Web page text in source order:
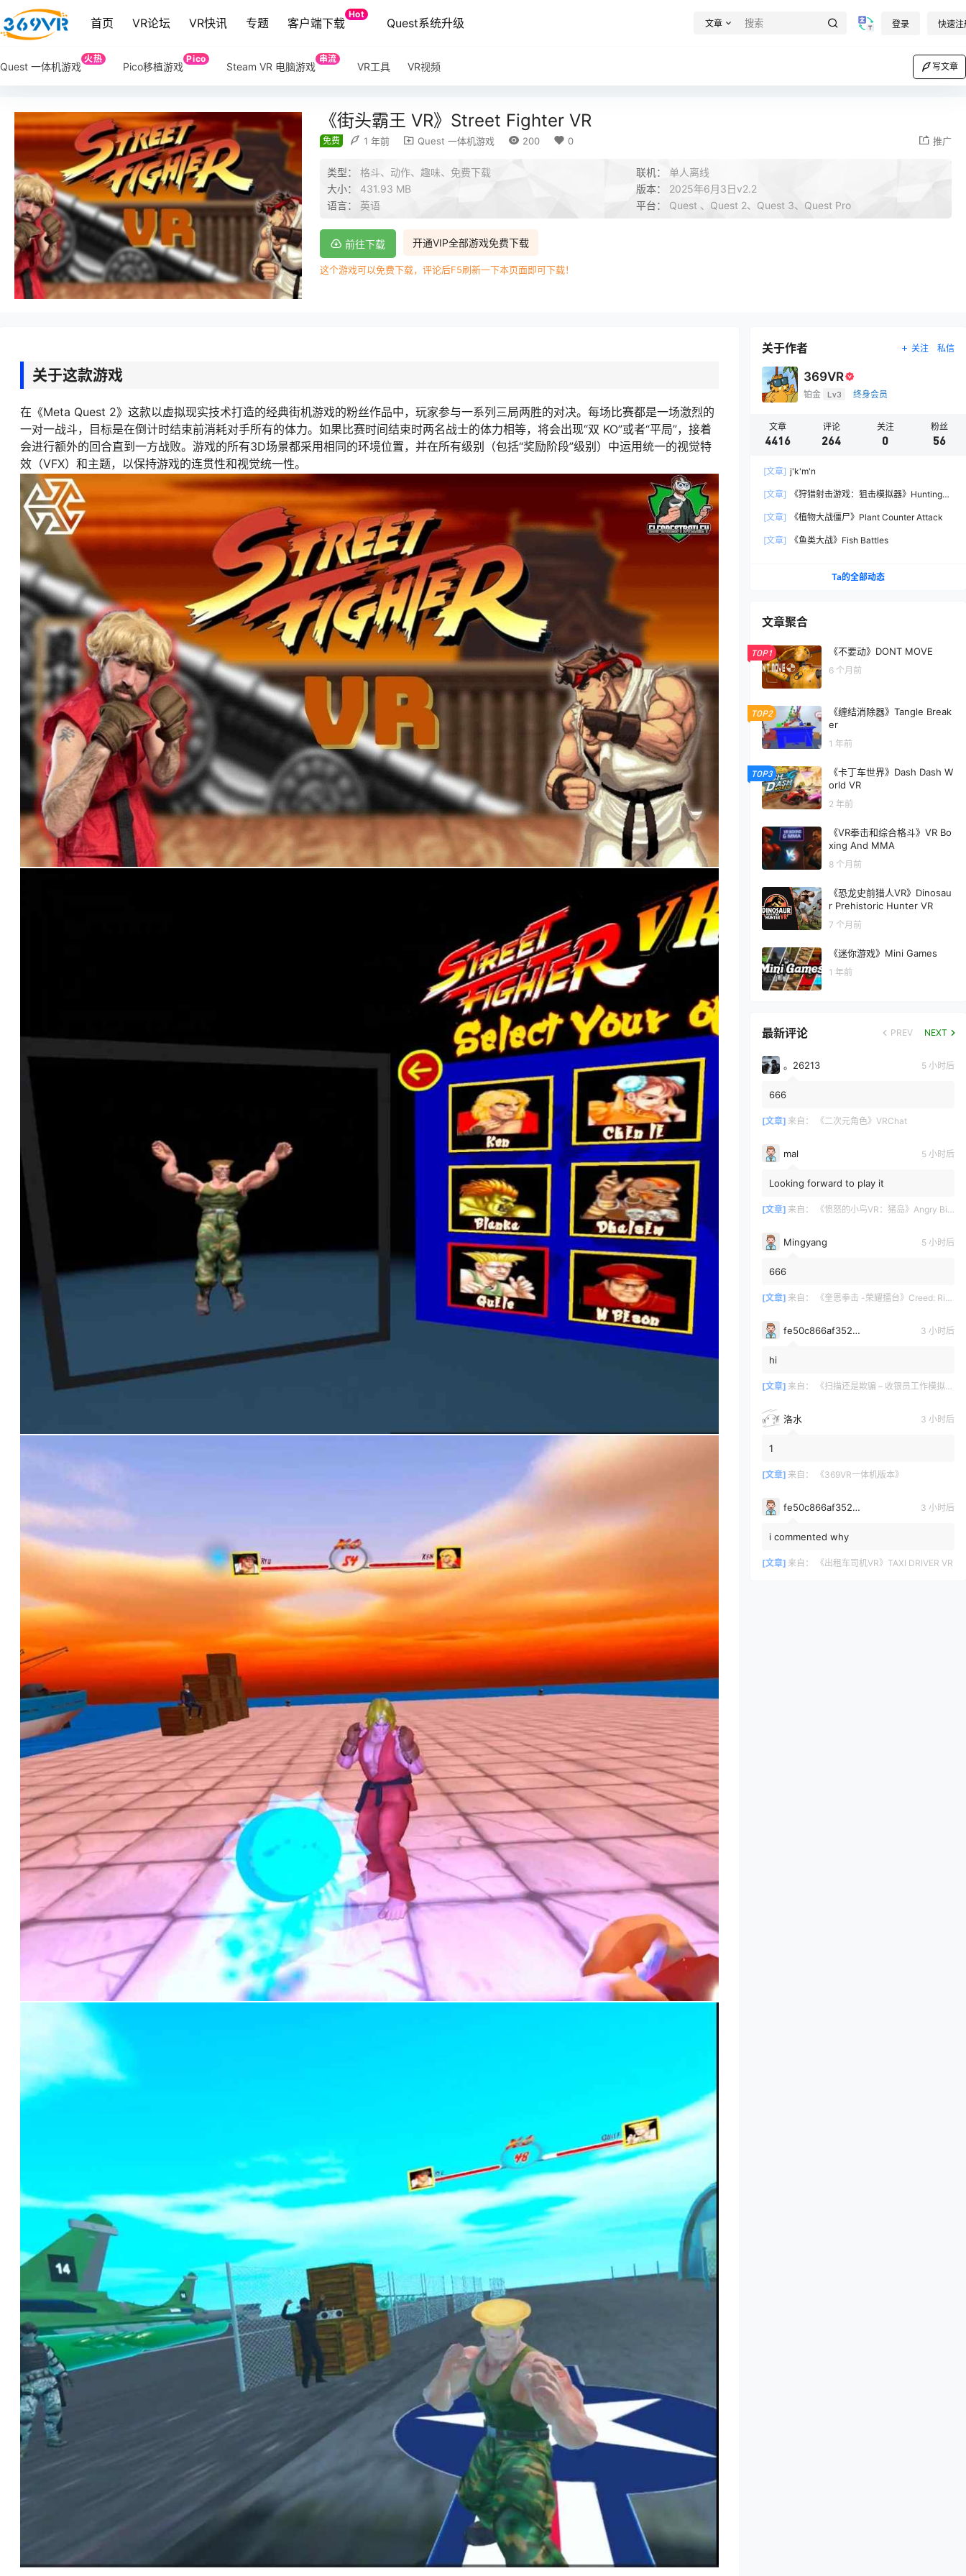
首页 VR论坛 VR快讯 专题 客户端下载
Hot
Quest系统升级 文章 登录 快速注
Quest 一体机游戏
火热
Pico移植游戏
Pico
Steam VR 电脑游戏
串流
VR工具 VR视频 写文章
《街头霸王 VR》Street Fighter VR
免费 1 年前 Quest 一体机游戏 200 0 推广
类型： 格斗、动作、趣味、免费下载 联机： 单人离线
大小： 431.93 MB 版本： 2025年6月3日v2.2
语言： 英语 平台： Quest 、Quest 2、Quest 3、Quest Pro
开通VIP全部游戏免费下载
前往下载
这个游戏可以免费下载，评论后F5刷新一下本页面即可下载！
关于这款游戏
在《Meta Quest 2》这款以虚拟现实技术打造的经典街机游戏的粉丝作品中，玩家参与一系列三局两胜的对决。每场比赛都是一场激烈的
一对一战斗，目标是在倒计时结束前消耗对手所有的体力。如果比赛时间结束时两名战士的体力相等，将会出现“双 KO”或者“平局”，接着
会进行额外的回合直到一方战败。游戏的所有3D场景都采用相同的环境位置，并在所有级别（包括“奖励阶段”级别）中运用统一的视觉特
效（VFX）和主题，以保持游戏的连贯性和视觉统一性。
关于作者 关注 私信
369VR
铂金 Lv3 终身会员
文章
4416
评论
264
关注
0
粉丝
56
[文章] j'k'm'n
[文章]
《狩猎射击游戏：狙击模拟器》Hunting
[文章]
《植物大战僵尸》Plant Counter Attack
[文章] 《鱼类大战》Fish Battles
Ta的全部动态
文章聚合
TOP1 《不要动》DONT MOVE
6 个月前
TOP2
《缠结消除器》Tangle Break
er
1 年前
TOP3
《卡丁车世界》Dash Dash W
orld VR
2 年前
《VR拳击和综合格斗》VR Bo
xing And MMA
8 个月前
《恐龙史前猎人VR》Dinosau
r Prehistoric Hunter VR
7 个月前
《迷你游戏》Mini Games
1 年前
最新评论 PREV NEXT
。26213 5 小时后
666
[文章] 来自： 《二次元角色》VRChat
mal 5 小时后
Looking forward to play it
[文章] 来自： 《愤怒的小鸟VR：猪岛》Angry Birds VR: Isle of Pigs
Mingyang 5 小时后
666
[文章] 来自： 《奎恩拳击 -荣耀擂台》Creed: Rise to Glory
fe50c866af35290a170a6675cb0d97d11678 3 小时后
hi
[文章] 来自： 《扫描还是欺骗 – 收银员工作模拟器》Scan or Scam – Cashier Job Simulator
洛水 3 小时后
1
[文章] 来自： 《369VR一体机版本》
fe50c866af35290a170a6675cb0d97d11678 3 小时后
i commented why
[文章] 来自： 《出租车司机VR》TAXI DRIVER VR